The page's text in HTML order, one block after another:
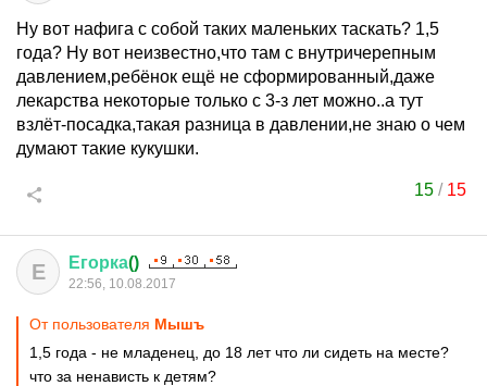
Ну вот нафига с собой таких маленьких таскать? 1,5
года? Ну вот неизвестно,что там с внутричерепным
давлением,ребёнок ещё не сформированный,даже
лекарства некоторые только с 3-з лет можно..а тут
взлёт-посадка,такая разница в давлении,не знаю о чем
думают такие кукушки.
15/ 15
Е Егорка()
22:56, 10.08.2017
От пользователя Мышъ
1,5 года - не младенец, до 18 лет что ли сидеть на месте?
что за ненависть к детям?